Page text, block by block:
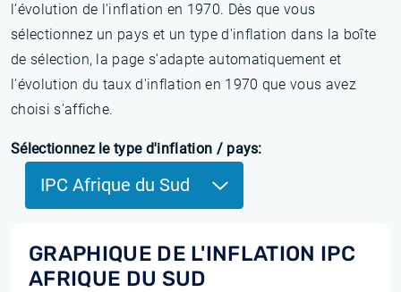
l’évolution de l'inflation en 1970. Dès que vous
sélectionnez un pays et un type d'inflation dans la boîte
de sélection, la page s'adapte automatiquement et
l'évolution du taux d'inflation en 1970 que vous avez
choisi s'affiche.
Sélectionnez le type d'inflation / pays:
IPC Afrique du Sud
GRAPHIQUE DE L'INFLATION IPC
AFRIQUE DU SUD